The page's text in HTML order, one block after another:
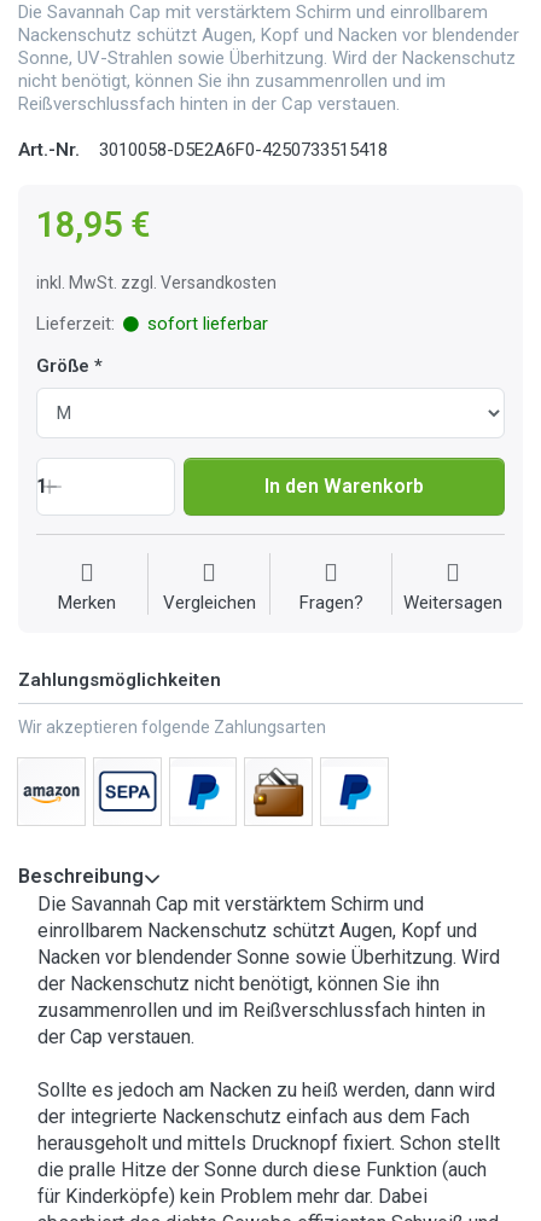
Die Savannah Cap mit verstärktem Schirm und einrollbarem
Nackenschutz schützt Augen, Kopf und Nacken vor blendender
Sonne, UV-Strahlen sowie Überhitzung. Wird der Nackenschutz
nicht benötigt, können Sie ihn zusammenrollen und im
Reißverschlussfach hinten in der Cap verstauen.
Art.-Nr. 3010058-D5E2A6F0-4250733515418
18,95 €
inkl. MwSt. zzgl. Versandkosten
Lieferzeit:
sofort lieferbar
Größe
1 In den Warenkorb
Merken Vergleichen Fragen? Weitersagen
Zahlungsmöglichkeiten
Wir akzeptieren folgende Zahlungsarten
Beschreibung
Die Savannah Cap mit verstärktem Schirm und
einrollbarem Nackenschutz schützt Augen, Kopf und
Nacken vor blendender Sonne sowie Überhitzung. Wird
der Nackenschutz nicht benötigt, können Sie ihn
zusammenrollen und im Reißverschlussfach hinten in
der Cap verstauen.
Sollte es jedoch am Nacken zu heiß werden, dann wird
der integrierte Nackenschutz einfach aus dem Fach
herausgeholt und mittels Drucknopf fixiert. Schon stellt
die pralle Hitze der Sonne durch diese Funktion (auch
für Kinderköpfe) kein Problem mehr dar. Dabei